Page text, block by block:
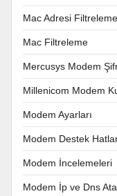
Mac Adresi Filtreleme
Mac Filtreleme
Mercusys Modem
Millenicom Modem
Modem Ayarları
Modem Destek
Modem İncelemeleri
Modem İp ve Dns